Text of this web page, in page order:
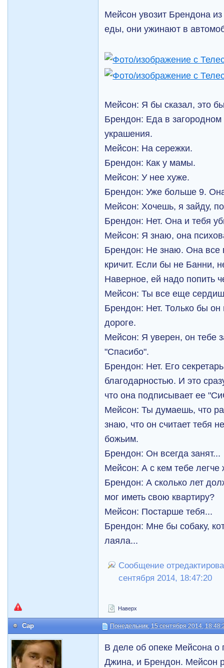
Мейсон увозит Брендона
еды, они ужинают в
Мейсон: Я бы сказал, это
Брендон: Еда в
украшения.
Мейсон: На сережки.
Брендон: Как у мамы.
Мейсон: У нее хуже.
Брендон: Уже больше 9.
Мейсон: Хочешь, я зайду,
Брендон: Нет. Она и тебя
Мейсон: Я знаю, она
Брендон: Не знаю. Она все
кричит. Если бы не Банни,
Наверное, ей надо попить
Мейсон: Ты все еще
Брендон: Нет. Только бы
дороге.
Мейсон: Я уверен, он тебе
"Спасибо".
Брендон: Нет. Его
благодарностью. И это
что она подписывает ее
Мейсон: Ты думаешь, что
знаю, что он считает тебя
божьим.
Брендон: Он всегда занят...
Мейсон: А с кем тебе
Брендон: А сколько лет
мог иметь свою квартиру?
Мейсон: Постарше тебя...
Брендон: Мне бы собаку,
лаяла...
Сообщение
сентября 2014, 18:47:20
Наверх
Cap Понедельник, 15 сентября 2014,
В деле об опеке Мейсона
Джина, и Брендон. Мейсон